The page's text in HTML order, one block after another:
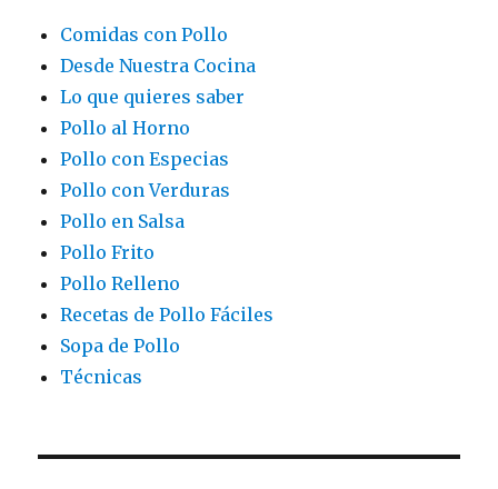
Comidas con Pollo
Desde Nuestra Cocina
Lo que quieres saber
Pollo al Horno
Pollo con Especias
Pollo con Verduras
Pollo en Salsa
Pollo Frito
Pollo Relleno
Recetas de Pollo Fáciles
Sopa de Pollo
Técnicas